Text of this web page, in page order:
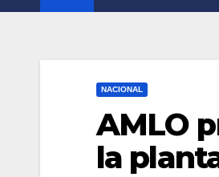
NACIONAL
AMLO
la